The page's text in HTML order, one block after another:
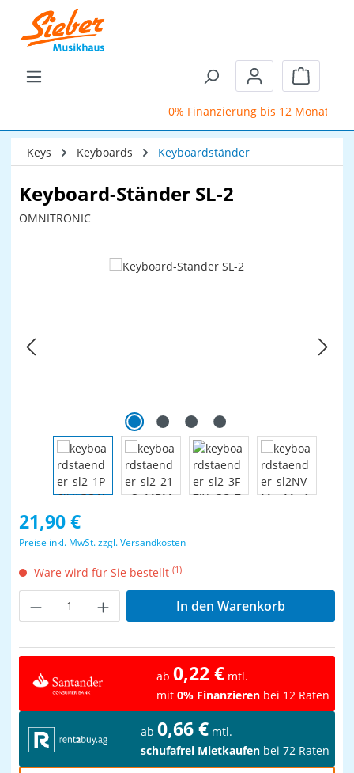
Zum Hauptinhalt springen
0% Finanzierung bis 12 Monate
Keys Keyboards Keyboardständer
Keyboard-Ständer SL-2
OMNITRONIC
Bildergalerie überspringen
Regulärer Preis:
21,90 €
Preise inkl. MwSt. zzgl. Versandkosten
Ware wird für Sie bestellt (1)
Produkt Anzahl: Gib den gewünschten
In den Warenkorb
ab 0,22 € mtl.
mit 0% Finanzieren bei 12 Raten
ab 0,66 € mtl.
schufafrei Mietkaufen bei 72 Raten